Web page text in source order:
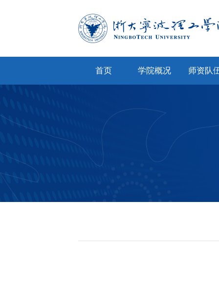
首页 学院概况 师资队